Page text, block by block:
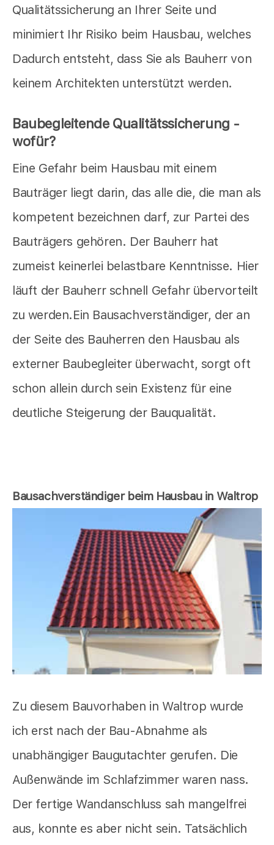
Qualitätssicherung an Ihrer Seite und
minimiert Ihr Risiko beim Hausbau, welches
Dadurch entsteht, dass Sie als Bauherr von
keinem Architekten unterstützt werden.
Baubegleitende Qualitätssicherung -
wofür?
Eine Gefahr beim Hausbau mit einem
Bauträger liegt darin, das alle die, die man als
kompetent bezeichnen darf, zur Partei des
Bauträgers gehören. Der Bauherr hat
zumeist keinerlei belastbare Kenntnisse. Hier
läuft der Bauherr schnell Gefahr übervorteilt
zu werden.Ein Bausachverständiger, der an
der Seite des Bauherren den Hausbau als
externer Baubegleiter überwacht, sorgt oft
schon allein durch sein Existenz für eine
deutliche Steigerung der Bauqualität.
Bausachverständiger beim Hausbau in Waltrop
Zu diesem Bauvorhaben in Waltrop wurde
ich erst nach der Bau-Abnahme als
unabhängiger Baugutachter gerufen. Die
Außenwände im Schlafzimmer waren nass.
Der fertige Wandanschluss sah mangelfrei
aus, konnte es aber nicht sein. Tatsächlich